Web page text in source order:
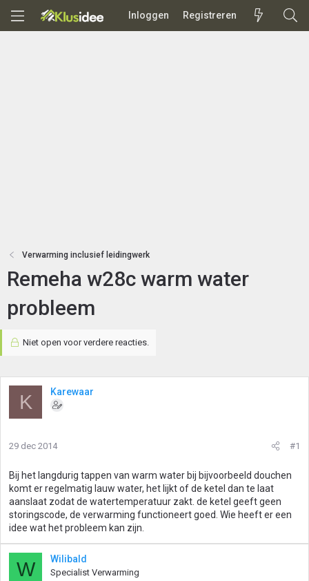
Inloggen Registreren
Verwarming inclusief leidingwerk
Remeha w28c warm water
probleem
Niet open voor verdere reacties.
K Karewaar
29 dec 2014 #1
Bij het langdurig tappen van warm water bij bijvoorbeeld douchen
komt er regelmatig lauw water, het lijkt of de ketel dan te laat
aanslaat zodat de watertemperatuur zakt. de ketel geeft geen
storingscode, de verwarming functioneert goed. Wie heeft er een
idee wat het probleem kan zijn.
W Wilibald
Specialist Verwarming